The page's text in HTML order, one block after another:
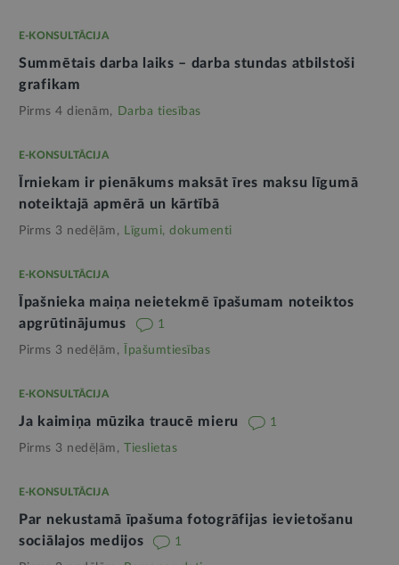
E-KONSULTĀCIJA
Summētais darba laiks – darba stundas atbilstoši
grafikam
Pirms 4 dienām, Darba tiesības
E-KONSULTĀCIJA
Īrniekam ir pienākums maksāt īres maksu līgumā
noteiktajā apmērā un kārtībā
Pirms 3 nedēļām, Līgumi, dokumenti
E-KONSULTĀCIJA
Īpašnieka maiņa neietekmē īpašumam noteiktos
apgrūtinājumus
1
Pirms 3 nedēļām, Īpašumtiesības
E-KONSULTĀCIJA
Ja kaimiņa mūzika traucē mieru 1
Pirms 3 nedēļām, Tieslietas
E-KONSULTĀCIJA
Par nekustamā īpašuma fotogrāfijas ievietošanu
sociālajos medijos
1